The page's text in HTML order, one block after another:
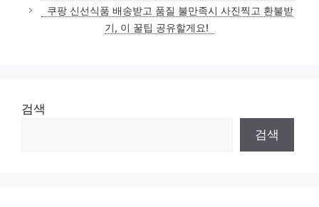
쿠팡 신선식품 배송받고 품질 불만족시 사진찍고 환불받
기, 이 꿀팁 공유할게요!
검색
검색